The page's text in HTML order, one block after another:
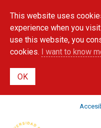
main
This website uses
experience when you
use this website, you
cookies. I want to know